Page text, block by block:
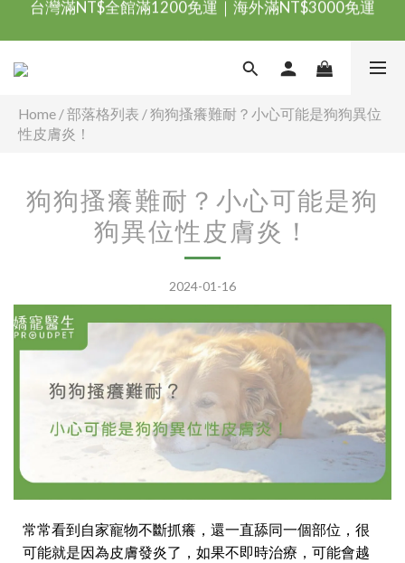
台灣滿NT$全館滿1200免運｜海外滿NT$3000免運
會員優惠專區由此進
台灣滿NT$全館滿1200免運｜海外滿NT$3000免運
Home /部落格列表 /狗狗搔癢難耐？小心可能是狗狗異位
性皮膚炎！
狗狗搔癢難耐？小心可能是狗
狗異位性皮膚炎！
2024-01-16
常常看到自家寵物不斷抓癢，還一直舔同一個部位，很
可能就是因為皮膚發炎了，如果不即時治療，可能會越